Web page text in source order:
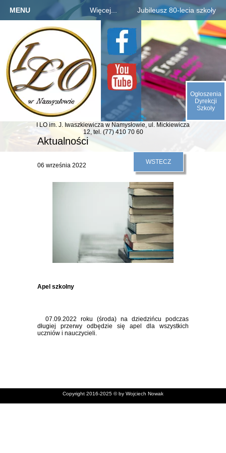
Aktualności
WSTECZ
06 września 2022
Apel szkolny
07.09.2022 roku (środa) na dziedzińcu podczas
długiej przerwy odbędzie się apel dla wszystkich
uczniów i nauczycieli.
MENU
Strona główna
O nas
Galeria
Kontakt
Więcej...
Szkoła
Kandydaci
Uczniowie
Rodzice
E-SZKOŁA
Jubileusz 80-lecia szkoły
Informacje o jubileuszu
Rejestracja absolwentów
Płatności za zjazd, bal
Fotogaleria archiwaliów
Kalendarium 1945-2025
Animacje (liczby, daty)
Odliczamy dni do zjazdu
Ogłoszenia
Dyrekcji
Szkoły
I LO im. J. Iwaszkiewicza w Namysłowie, ul. Mickiewicza
12, tel. (77) 410 70 60
Copyright 2016-2025 © by Wojciech Nowak